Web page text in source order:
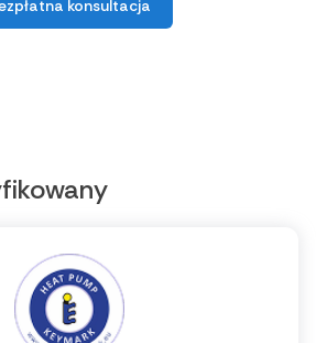
konsultacja